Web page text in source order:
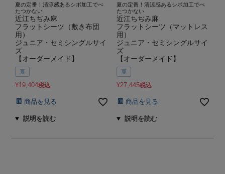
夏の定番！清涼感あるシボ加工でべ
たつかない
近江ちぢみ麻
フラットシーツ（敷き布団
用）
ジュニア・セミシングルサイ
ズ
【オーダーメイド】
夏
¥19,404税込
商品を見る
夏の定番！清涼感あるシボ加工でべ
たつかない
近江ちぢみ麻
フラットシーツ（マットレス
用）
ジュニア・セミシングルサイ
ズ
【オーダーメイド】
夏
¥27,445税込
商品を見る